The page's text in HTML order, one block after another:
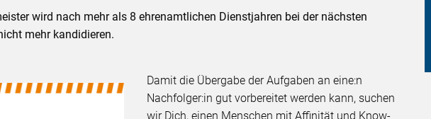
wird nach mehr als 8 ehrenamtlichen Dienstjahren bei der nächsten
mehr kandidieren.
Damit die Übergabe der Aufgaben an eine:n
Nachfolger:in gut vorbereitet werden kann, suchen
wir Dich, einen Menschen mit Affinität und Know-